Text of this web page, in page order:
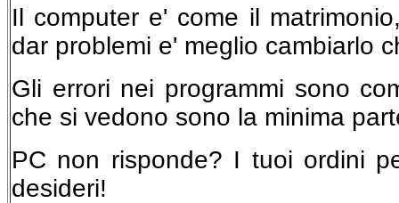
Il computer e' come il
dar problemi e' meglio cambiarlo
Gli errori nei programmi sono
che si vedono sono la minima
PC non risponde? I tuoi ordini
desideri!